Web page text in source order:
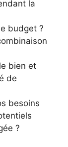
la
budget ?
bien et
de
besoins
?